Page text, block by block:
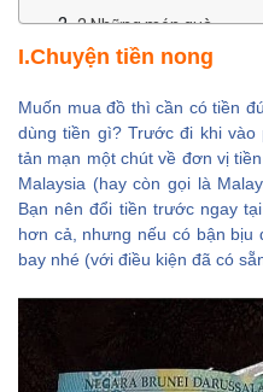
2.Những món quà
lưu niệm nổi tiếng
3.Các món đồ điện
tử ở Malaysia
4.Quần áo làm quà
cho trẻ em
III.Những địa chỉ mua
1.Suria KLCC
Shopping Mall
I.Chuyện tiền nong
Muốn mua đồ thì cần có tiền
dùng tiền gì? Trước đi khi
tản mạn một chút về đơn vị
Malaysia (hay còn gọi là
Bạn nên đổi tiền trước ngay
hơn cả, nhưng nếu có bận bịu
bay nhé (với điều kiện đã có